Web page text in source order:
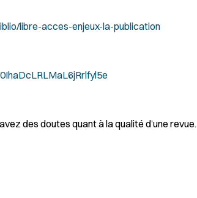
libre-acces-enjeux-la-publication
des doutes quant à la qualité d’une revue.